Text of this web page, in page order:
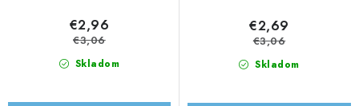
Skladom
€2,96
€3,06
Skladom
€2,69
€3,06